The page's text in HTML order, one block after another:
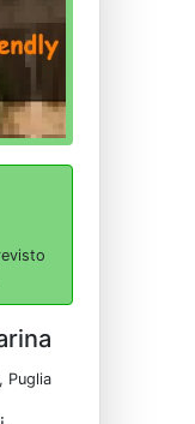
Puglia